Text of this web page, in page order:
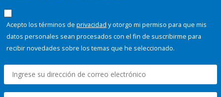
Acepto los términos de privacidad y otorgo mi permiso para que mis
datos personales sean procesados con el fin de suscribirme para
recibir novedades sobre los temas que he seleccionado.